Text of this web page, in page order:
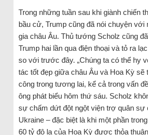
Trong những tuần sau khi giành chiến
bầu cử, Trump cũng đã nói chuyện với
gia châu Âu. Thủ tướng Scholz cũng
Trump hai lần qua điện thoại và tỏ ra
so với trước đây. „Chúng ta có thể hy
tác tốt đẹp giữa châu Âu và Hoa Kỳ sẽ
công trong tương lai, kể cả trong vấn
ông phát biểu hôm thứ sáu. Scholz
sự chấm dứt đột ngột viện trợ quân sự
Ukraine – đặc biệt là khi một phần
60 tỷ đô la của Hoa Kỳ được thỏa